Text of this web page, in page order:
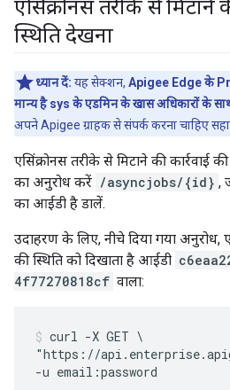
एसिंक्रोनस तरीके से मिटाने
स्थिति देखना
ध्यान दें: यह सेक्शन, Apigee Edge के
मान्य है sys के एडमिन के खास अधिकारों के
अपने Apigee ग्राहक से संपर्क करना चाहिए
एसिंक्रोनस तरीके से मिटाने की कार्रवाई
का अनुरोध करें /asyncjobs/{id} ,
का आईडी है डालें.
उदाहरण के लिए, नीचे दिया गया अनुरोध,
की स्थिति को दिखाता है आईडी
4f77270818cf वाला:
curl -X GET \
"https://